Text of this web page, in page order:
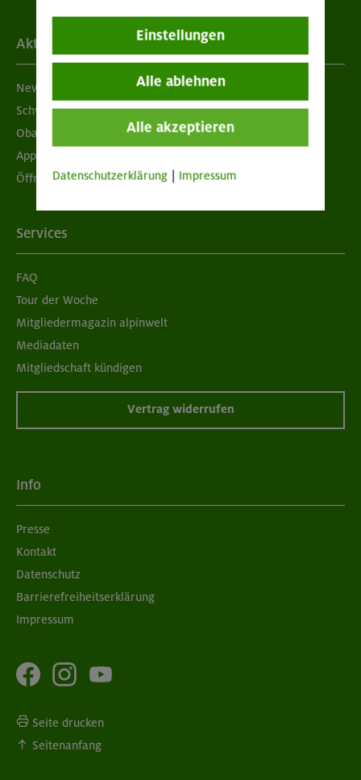
Aktuelles
Newsletter
Schwarzes Brett
Obacht geben!
App "Mein DAV+"
Öffnungszeiten
Services
FAQ
Tour der Woche
Mitgliedermagazin alpinwelt
Mediadaten
Mitgliedschaft kündigen
Vertrag widerrufen
Info
Presse
Kontakt
Datenschutz
Barrierefreiheitserklärung
Impressum
Seite drucken
Seitenanfang
Einstellungen
Alle ablehnen
Alle akzeptieren
Datenschutzerklärung Impressum